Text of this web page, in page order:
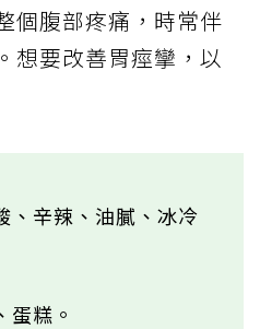
個腹部疼痛，時常伴
想要改善胃痙攣，以
、辛辣、油膩、冰冷
蛋糕。